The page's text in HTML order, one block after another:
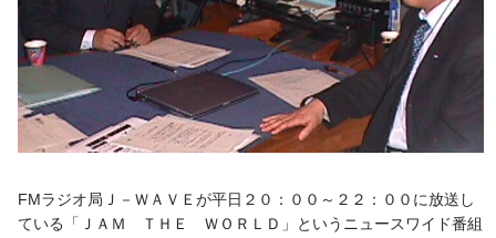
FMラジオ局Ｊ－ＷＡＶＥが平日２０：００～２２：００に放送し
ている「ＪＡＭ ＴＨＥ ＷＯＲＬＤ」というニュースワイド番組